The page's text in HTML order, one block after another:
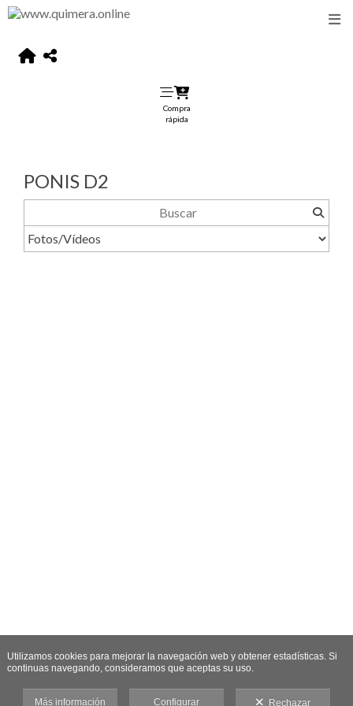
Compra
rápida
PONIS D2
Utilizamos cookies para mejorar la navegación web y obtener estadísticas. Si
continuas navegando, consideramos que aceptas su uso.
Más información Configurar Rechazar